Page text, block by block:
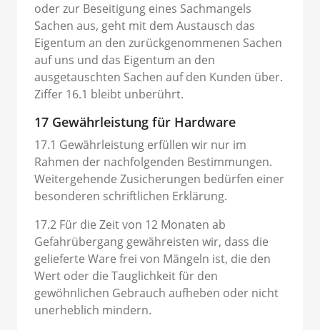
oder zur Beseitigung eines Sachmangels
Sachen aus, geht mit dem Austausch das
Eigentum an den zurückgenommenen Sachen
auf uns und das Eigentum an den
ausgetauschten Sachen auf den Kunden über.
Ziffer 16.1 bleibt unberührt.
17 Gewährleistung für Hardware
17.1 Gewährleistung erfüllen wir nur im
Rahmen der nachfolgenden Bestimmungen.
Weitergehende Zusicherungen bedürfen einer
besonderen schriftlichen Erklärung.
17.2 Für die Zeit von 12 Monaten ab
Gefahrübergang gewähreisten wir, dass die
gelieferte Ware frei von Mängeln ist, die den
Wert oder die Tauglichkeit für den
gewöhnlichen Gebrauch aufheben oder nicht
unerheblich mindern.